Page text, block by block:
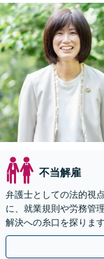
不当解雇
弁護士としての法的視
に、就業規則や労務管
解決への糸口を探ります